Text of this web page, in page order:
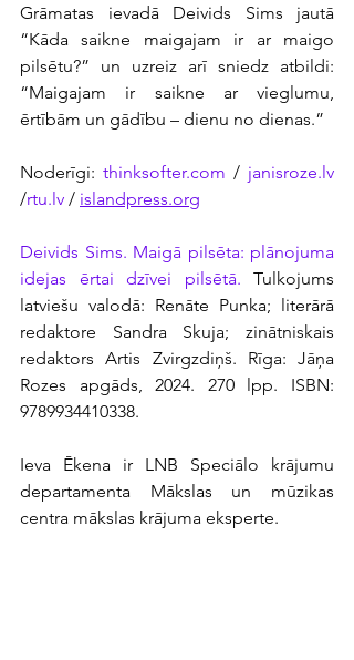
Grāmatas ievadā Deivids Sims jautā
“Kāda saikne maigajam ir ar maigo
pilsētu?” un uzreiz arī sniedz atbildi:
“Maigajam ir saikne ar vieglumu,
ērtībām un gādību – dienu no dienas.”
Noderīgi: thinksofter.com / janisroze.lv
/rtu.lv / islandpress.org
Deivids Sims. Maigā pilsēta: plānojuma
idejas ērtai dzīvei pilsētā. Tulkojums
latviešu valodā: Renāte Punka; literārā
redaktore Sandra Skuja; zinātniskais
redaktors Artis Zvirgzdiņš. Rīga: Jāņa
Rozes apgāds, 2024. 270 lpp. ISBN:
9789934410338.
Ieva Ēkena ir LNB Speciālo krājumu
departamenta Mākslas un mūzikas
centra mākslas krājuma eksperte.